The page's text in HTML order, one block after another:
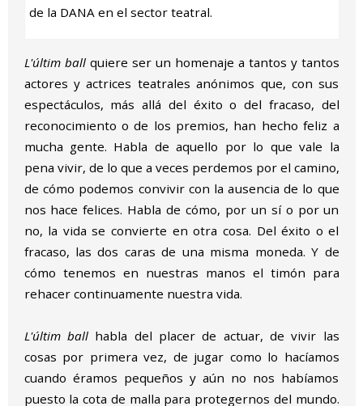
de la DANA en el sector teatral.
L'últim ball quiere ser un homenaje a tantos y tantos
actores y actrices teatrales anónimos que, con sus
espectáculos, más allá del éxito o del fracaso, del
reconocimiento o de los premios, han hecho feliz a
mucha gente. Habla de aquello por lo que vale la
pena vivir, de lo que a veces perdemos por el camino,
de cómo podemos convivir con la ausencia de lo que
nos hace felices. Habla de cómo, por un sí o por un
no, la vida se convierte en otra cosa. Del éxito o el
fracaso, las dos caras de una misma moneda. Y de
cómo tenemos en nuestras manos el timón para
rehacer continuamente nuestra vida.
L'últim ballhabla del placer de actuar, de vivir las
cosas por primera vez, de jugar como lo hacíamos
cuando éramos pequeños y aún no nos habíamos
puesto la cota de malla para protegernos del mundo.